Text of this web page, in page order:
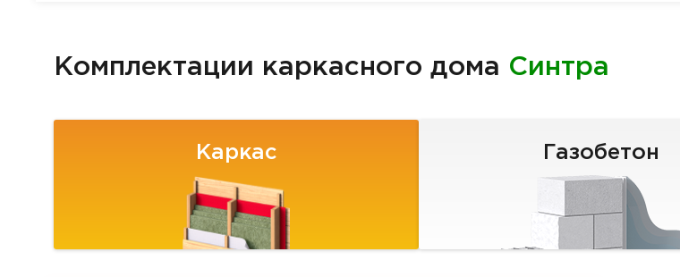
Комплектации каркасного дома Синтра
Каркас Газобетон